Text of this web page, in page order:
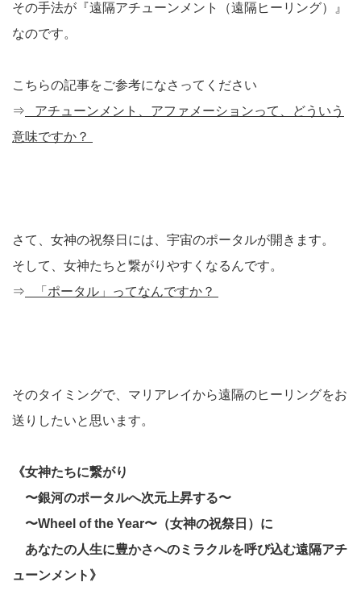
その手法が『遠隔アチューンメント（遠隔ヒーリング）』
なのです。
こちらの記事をご参考になさってください
⇒ アチューンメント、アファメーションって、どういう
意味ですか？
さて、女神の祝祭日には、宇宙のポータルが開きます。
そして、女神たちと繋がりやすくなるんです。
⇒ 「ポータル」ってなんですか？
そのタイミングで、マリアレイから遠隔のヒーリングをお
送りしたいと思います。
《女神たちに繋がり
〜銀河のポータルへ次元上昇する〜
〜Wheel of the Year〜（女神の祝祭日）に
あなたの人生に豊かさへのミラクルを呼び込む遠隔アチ
ューンメント》